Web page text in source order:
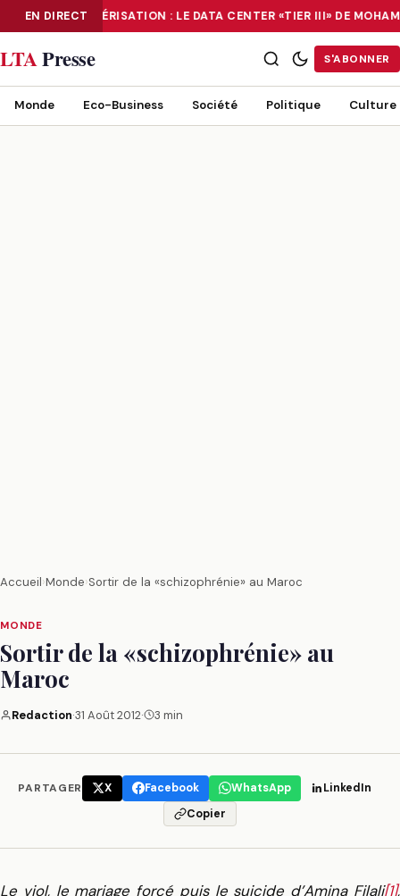
EN DIRECTNUMÉRISATION : LE DATA CENTER «TIER III» DE
NUMÉRISATION : LE DATA CENTER «TIER III» DE MOHAMMADIA, UN
LTAPresse S'ABONNER
Monde Eco-Business Société Politique Culture
Accueil›Monde›Sortir de la «schizophrénie» au Maroc
MONDE
Sortir de la «schizophrénie» au
Maroc
Redaction·31 Août 2012· 3 min
PARTAGER X Facebook WhatsApp
LinkedIn
Copier
Le viol, le mariage forcé puis le suicide d’Amina Filali[1],